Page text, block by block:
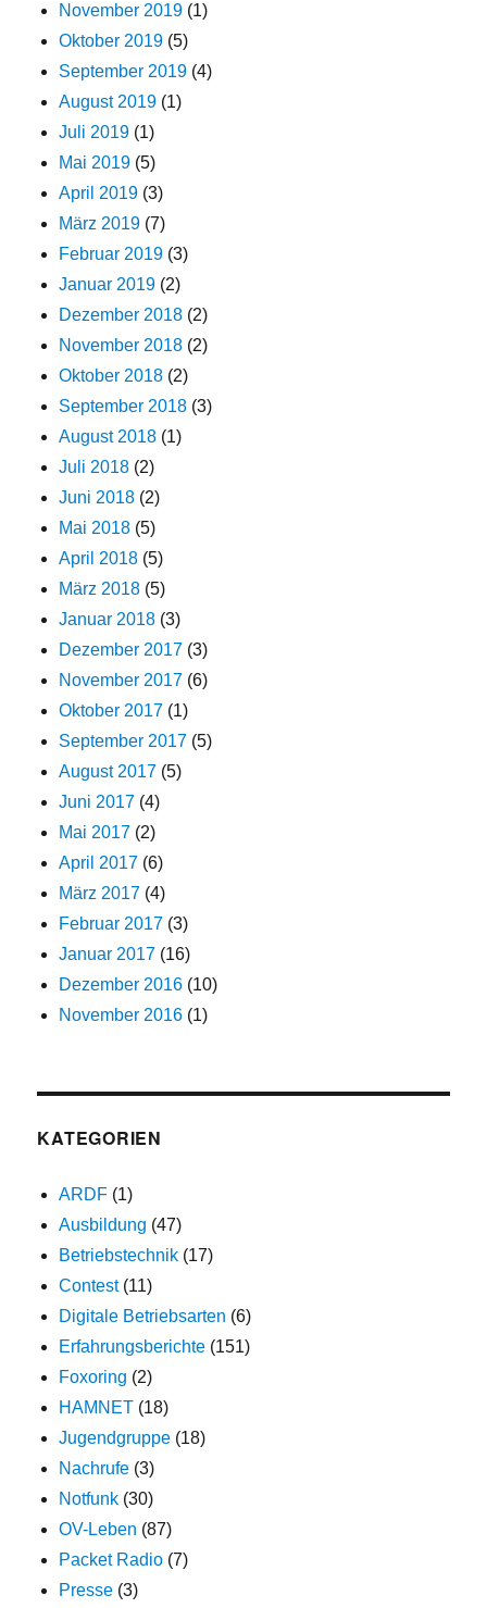
November 2019 (1)
Oktober 2019 (5)
September 2019 (4)
August 2019 (1)
Juli 2019 (1)
Mai 2019 (5)
April 2019 (3)
März 2019 (7)
Februar 2019 (3)
Januar 2019 (2)
Dezember 2018 (2)
November 2018 (2)
Oktober 2018 (2)
September 2018 (3)
August 2018 (1)
Juli 2018 (2)
Juni 2018 (2)
Mai 2018 (5)
April 2018 (5)
März 2018 (5)
Januar 2018 (3)
Dezember 2017 (3)
November 2017 (6)
Oktober 2017 (1)
September 2017 (5)
August 2017 (5)
Juni 2017 (4)
Mai 2017 (2)
April 2017 (6)
März 2017 (4)
Februar 2017 (3)
Januar 2017 (16)
Dezember 2016 (10)
November 2016 (1)
KATEGORIEN
ARDF (1)
Ausbildung (47)
Betriebstechnik (17)
Contest(11)
Digitale Betriebsarten (6)
Erfahrungsberichte (151)
Foxoring (2)
HAMNET (18)
Jugendgruppe (18)
Nachrufe (3)
Notfunk (30)
OV-Leben (87)
Packet Radio (7)
Presse (3)